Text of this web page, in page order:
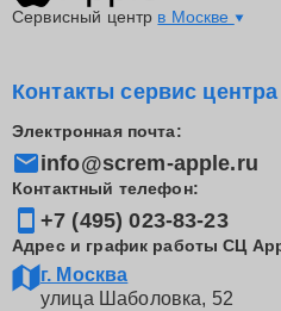
нам, и ноутбук Эпл будет
Сервисный центр в Москве
Контакты сервис центра
Электронная почта:
info@screm-apple.ru
Контактный телефон:
+7 (495) 023-83-23
Адрес и график работы СЦ
г. Москва
улица Шаболовка, 52